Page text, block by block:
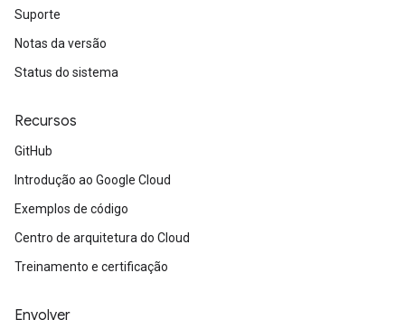
Suporte
Notas da versão
Status do sistema
Recursos
GitHub
Introdução ao Google Cloud
Exemplos de código
Centro de arquitetura do Cloud
Treinamento e certificação
Envolver